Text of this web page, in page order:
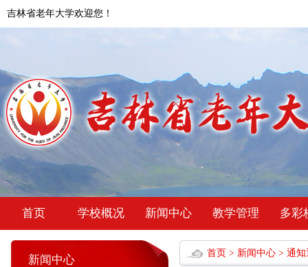
吉林省老年大学欢迎您！
首页 学校概况 新闻中心 教学管理 多彩
新闻中心
首页 > 新闻中心 > 通知